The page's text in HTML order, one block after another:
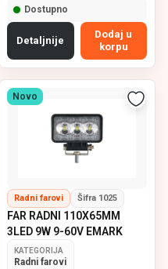
Dostupno
Detaljnije
Dodaj u
korpu
Novo
Radni farovi Šifra 1025
FAR RADNI 110X65MM
3LED 9W 9-60V EMARK
KATEGORIJA
Radni farovi